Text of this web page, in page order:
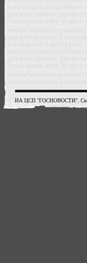
ИА ЦСП "ГОСНОВОСТИ".